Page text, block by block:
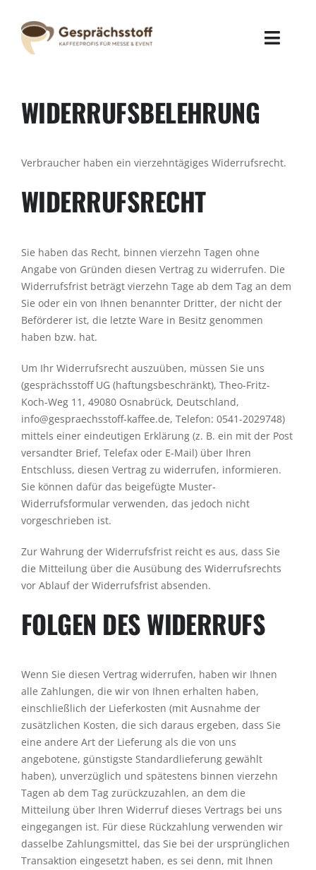
Inhalt
springen
Toggle
Kaffee-Drucker
Blog
Über mich
Kontakt
English
WooCommerce Warenkorb
WIDERRUFSBELEHRUNG
Verbraucher haben ein vierzehntägiges Widerrufsrecht.
WIDERRUFSRECHT
Sie haben das Recht, binnen vierzehn Tagen ohne
Angabe von Gründen diesen Vertrag zu widerrufen. Die
Widerrufsfrist beträgt vierzehn Tage ab dem Tag an dem
Sie oder ein von Ihnen benannter Dritter, der nicht der
Beförderer ist, die letzte Ware in Besitz genommen
haben bzw. hat.
Um Ihr Widerrufsrecht auszuüben, müssen Sie uns
(gesprächsstoff UG (haftungsbeschränkt), Theo-Fritz-
Koch-Weg 11, 49080 Osnabrück, Deutschland,
info@gespraechsstoff-kaffee.de, Telefon: 0541-2029748)
mittels einer eindeutigen Erklärung (z. B. ein mit der Post
versandter Brief, Telefax oder E-Mail) über Ihren
Entschluss, diesen Vertrag zu widerrufen, informieren.
Sie können dafür das beigefügte Muster-
Widerrufsformular verwenden, das jedoch nicht
vorgeschrieben ist.
Zur Wahrung der Widerrufsfrist reicht es aus, dass Sie
die Mitteilung über die Ausübung des Widerrufsrechts
vor Ablauf der Widerrufsfrist absenden.
FOLGEN DES WIDERRUFS
Wenn Sie diesen Vertrag widerrufen, haben wir Ihnen
alle Zahlungen, die wir von Ihnen erhalten haben,
einschließlich der Lieferkosten (mit Ausnahme der
zusätzlichen Kosten, die sich daraus ergeben, dass Sie
eine andere Art der Lieferung als die von uns
angebotene, günstigste Standardlieferung gewählt
haben), unverzüglich und spätestens binnen vierzehn
Tagen ab dem Tag zurückzuzahlen, an dem die
Mitteilung über Ihren Widerruf dieses Vertrags bei uns
eingegangen ist. Für diese Rückzahlung verwenden wir
dasselbe Zahlungsmittel, das Sie bei der ursprünglichen
Transaktion eingesetzt haben, es sei denn, mit Ihnen